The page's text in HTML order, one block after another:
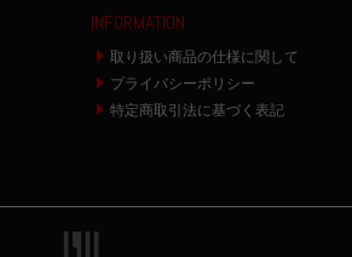
INFORMATION
取り扱い商品の仕様に関して
プライバシーポリシー
特定商取引法に基づく表記